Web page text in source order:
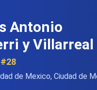
Antonio
y Villarreal
de Mexico, Ciudad de